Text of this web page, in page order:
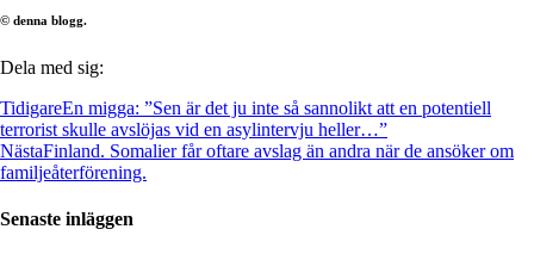
© denna blogg.
Dela med sig:
TidigareEn migga: ”Sen är det ju inte så sannolikt att en potentiell
terrorist skulle avslöjas vid en asylintervju heller…”
NästaFinland. Somalier får oftare avslag än andra när de ansöker om
familjeåterförening.
Senaste inläggen